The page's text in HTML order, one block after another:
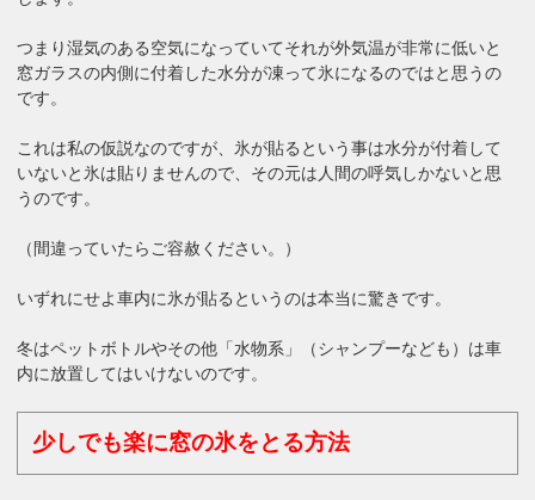
つまり湿気のある空気になっていてそれが外気温が非常に低いと
窓ガラスの内側に付着した水分が凍って氷になるのではと思うの
です。
これは私の仮説なのですが、氷が貼るという事は水分が付着して
いないと氷は貼りませんので、その元は人間の呼気しかないと思
うのです。
（間違っていたらご容赦ください。）
いずれにせよ車内に氷が貼るというのは本当に驚きです。
冬はペットボトルやその他「水物系」（シャンプーなども）は車
内に放置してはいけないのです。
少しでも楽に窓の氷をとる方法